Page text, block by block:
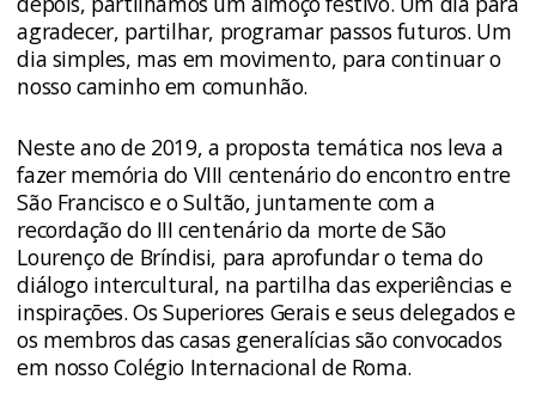
agradecer, partilhar, programar passos futuros. Um
dia simples, mas em movimento, para continuar o
nosso caminho em comunhão.
Neste ano de 2019, a proposta temática nos leva a
fazer memória do VIII centenário do encontro entre
São Francisco e o Sultão, juntamente com a
recordação do III centenário da morte de São
Lourenço de Bríndisi, para aprofundar o tema do
diálogo intercultural, na partilha das experiências e
inspirações. Os Superiores Gerais e seus delegados e
os membros das casas generalícias são convocados
em nosso Colégio Internacional de Roma.